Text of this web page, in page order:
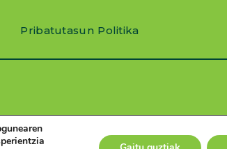
Pribatutasun Politika